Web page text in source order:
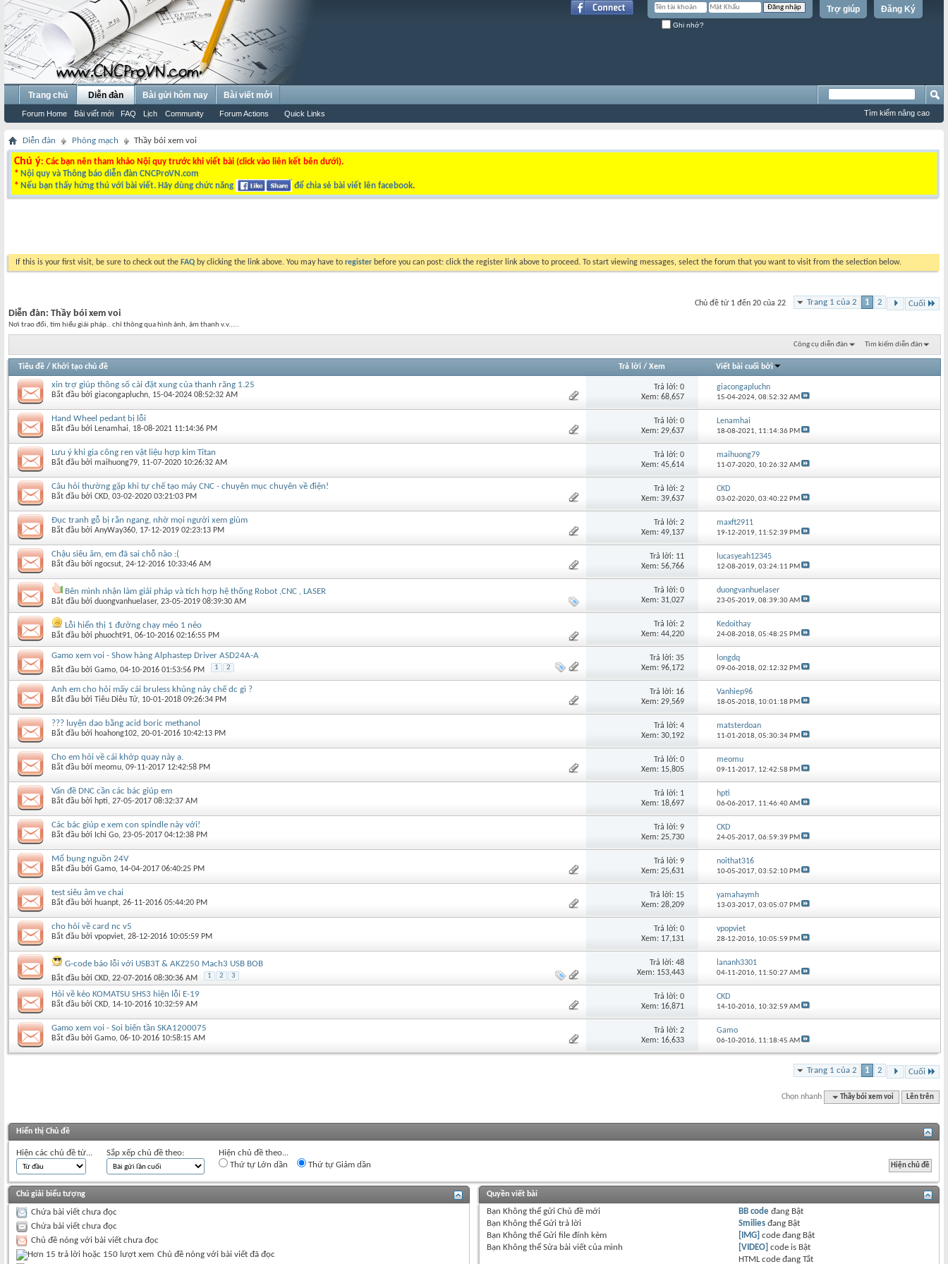
Đăng Ký
Trợ giúp
Ghi nhớ?
Trang chủ Diễn đàn
Forum Home Bài viết mới FAQ Lịch Community Forum Actions Quick Links
Bài gửi hôm nay Bài viết mới
Tìm kiếm nâng cao
Diễn đàn Phòng mạch Thầy bói xem voi
Chú ý: Các bạn nên tham khảo Nội quy trước khi viết bài (click vào liên kết bên dưới).
* Nội quy và Thông báo diễn đàn CNCProVN.com
* Nếu bạn thấy hứng thú với bài viết. Hãy dùng chức năng để chia sẻ bài viết lên facebook.
If this is your first visit, be sure to check out the FAQ by clicking the link above. You may have to register before you can post: click the register link above to proceed. To start viewing messages, select the forum that you want to visit from the selection below.
Trang 1 của 2 1 2 Cuối
Chủ đề từ 1 đến 20 của 22
Diễn đàn: Thầy bói xem voi
Nơi trao đổi, tìm hiểu giải pháp.. chỉ thông qua hình ảnh, âm thanh v.v.....
Công cụ diễn đàn Tìm kiếm diễn đàn
Tiêu đề / Khởi tạo chủ đề Trả lời/ Xem Viết bài cuối bởi
xin trợ giúp thông số cài đặt xung của thanh răng 1.25
Bắt đầu bởi giacongapluchn‎, 15-04-2024 08:52:32 AM
Trả lời: 0
Xem: 68,657
giacongapluchn
15-04-2024,08:52:32 AM
Hand Wheel pedant bị lỗi
Bắt đầu bởi Lenamhai‎, 18-08-2021 11:14:36 PM
Trả lời: 0
Xem: 29,637
Lenamhai
18-08-2021, 11:14:36 PM
Lưu ý khi gia công ren vật liệu hợp kim Titan
Bắt đầu bởi maihuong79‎, 11-07-2020 10:26:32 AM
Trả lời: 0
Xem: 45,614
maihuong79
11-07-2020, 10:26:32 AM
Câu hỏi thường gặp khi tự chế tạo máy CNC - chuyên mục chuyên về điện!
Bắt đầu bởi CKD‎, 03-02-2020 03:21:03 PM
Trả lời: 2
Xem: 39,637
CKD
03-02-2020,03:40:22 PM
Đục tranh gỗ bị rằn ngang, nhờ mọi người xem giùm
Bắt đầu bởi AnyWay360‎, 17-12-2019 02:23:13 PM
Trả lời: 2
Xem: 49,137
maxft2911
19-12-2019, 11:52:39 PM
Chậu siêu âm, em đã sai chỗ nào :(
Bắt đầu bởi ngocsut‎, 24-12-2016 10:33:46 AM
Trả lời: 11
Xem: 56,766
lucasyeah12345
12-08-2019,03:24:11 PM
Bên mình nhận làm giải pháp và tích hợp hệ thống Robot ,CNC , LASER
Bắt đầu bởi duongvanhuelaser‎, 23-05-2019 08:39:30 AM
Trả lời: 0
Xem: 31,027
duongvanhuelaser
23-05-2019,08:39:30 AM
Lỗi hiển thị 1 đường chạy méo 1 nẻo
Bắt đầu bởi phuocht91‎, 06-10-2016 02:16:55 PM
Trả lời: 2
Xem: 44,220
Kedoithay
24-08-2018,05:48:25 PM
Gamo xem voi - Show hàng Alphastep Driver ASD24A-A
Bắt đầu bởi Gamo‎, 04-10-2016 01:53:56 PM 1 2
Trả lời: 35
Xem: 96,172
longdq
09-06-2018,02:12:32 PM
Anh em cho hỏi mấy cái bruless khủng này chế dc gì ?
Bắt đầu bởi Tiêu Diêu Tử‎, 10-01-2018 09:26:34 PM
Trả lời: 16
Xem: 29,569
Vanhiep96
18-05-2018, 10:01:18 PM
??? luyện dao bằng acid boric methanol
Bắt đầu bởi hoahong102‎, 20-01-2016 10:42:13 PM
Trả lời: 4
Xem: 30,192
matsterdoan
11-01-2018,05:30:34 PM
Cho em hỏi về cái khớp quay này ạ.
Bắt đầu bởi meomu‎, 09-11-2017 12:42:58 PM
Trả lời: 0
Xem: 15,805
meomu
09-11-2017, 12:42:58 PM
Vấn đề DNC cần các bác giúp em
Bắt đầu bởi hpti‎, 27-05-2017 08:32:37 AM
Trả lời: 1
Xem: 18,697
hpti
06-06-2017, 11:46:40 AM
Các bác giúp e xem con spindle này với!
Bắt đầu bởi Ichi Go‎, 23-05-2017 04:12:38 PM
Trả lời: 9
Xem: 25,730
CKD
24-05-2017,06:59:39 PM
Mổ bụng nguồn 24V
Bắt đầu bởi Gamo‎, 14-04-2017 06:40:25 PM
Trả lời: 9
Xem: 25,631
noithat316
10-05-2017,03:52:10 PM
test siêu âm ve chai
Bắt đầu bởi huanpt‎, 26-11-2016 05:44:20 PM
Trả lời: 15
Xem: 28,209
yamahaymh
13-03-2017,03:05:07 PM
cho hỏi về card nc v5
Bắt đầu bởi vpopviet‎, 28-12-2016 10:05:59 PM
Trả lời: 0
Xem: 17,131
vpopviet
28-12-2016, 10:05:59 PM
G-code báo lỗi với USB3T & AKZ250 Mach3 USB BOB
Bắt đầu bởi CKD‎, 22-07-2016 08:30:36 AM 1 2 3
Trả lời: 48
Xem: 153,443
lananh3301
04-11-2016, 11:50:27 AM
Hỏi về kéo KOMATSU SHS3 hiện lỗi E-19
Bắt đầu bởi CKD‎, 14-10-2016 10:32:59 AM
Trả lời: 0
Xem: 16,871
CKD
14-10-2016, 10:32:59 AM
Gamo xem voi - Soi biến tần SKA1200075
Bắt đầu bởi Gamo‎, 06-10-2016 10:58:15 AM
Trả lời: 2
Xem: 16,633
Gamo
06-10-2016, 11:18:45 AM
Trang 1 của 2 1 2 Cuối
Chọn nhanh Thầy bói xem voi Lên trên
Hiển thị Chủ đề
Hiện các chủ đề từ... Sắp xếp chủ đề theo:
Hiện chủ đề theo...
Thứ tự Lớn dần
Thứ tự Giảm dần
Chú giải biểu tượng
Chứa bài viết chưa đọc
Chứa bài viết chưa đọc
Chủ đề nóng với bài viết chưa đọc
Chủ đề nóng với bài viết đã đọc
Quyền viết bài
Bạn Không thểgửi Chủ đề mới
Bạn Không thểGửi trả lời
Bạn Không thểGửi file đính kèm
Bạn Không thểSửa bài viết của mình
BB code đang Bật
Smilies đang Bật
[IMG] code đang Bật
[VIDEO] code is Bật
HTML code đangTắt